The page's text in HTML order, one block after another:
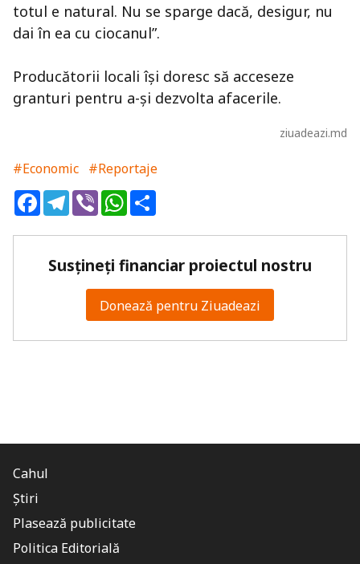
totul e natural. Nu se sparge dacă, desigur, nu
dai în ea cu ciocanul”.
Producătorii locali îşi doresc să acceseze
granturi pentru a-şi dezvolta afacerile.
ziuadeazi.md
#Economic #Reportaje
FacebookTelegram
ViberWhatsApp
Susțineți financiar proiectul nostru
Donează pentru Ziuadeazi
Cahul
Știri
Plasează publicitate
Politica Editorială